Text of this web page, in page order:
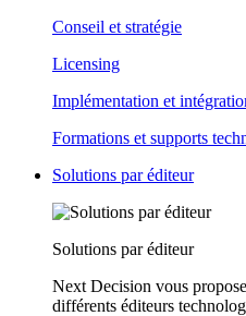
Conseil et stratégie
Licensing
Implémentation et
Formations et supports
Solutions par éditeur
Solutions par éditeur
Next Decision vous
différents éditeurs